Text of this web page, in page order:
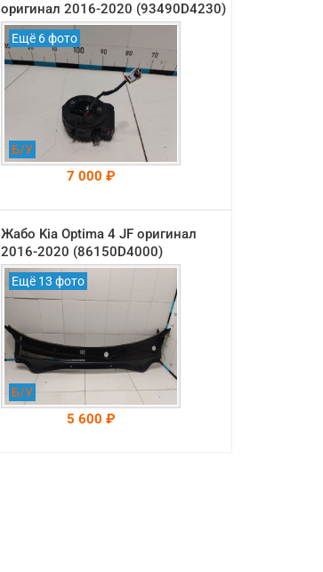
оригинал 2016-2020 (93490D4230)
Ещё 6 фото
Б/У
7 000 ₽
На складе: Раменское
-->
Жабо Kia Optima 4 JF оригинал
2016-2020 (86150D4000)
Ещё 13 фото
Б/У
5 600 ₽